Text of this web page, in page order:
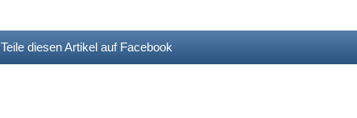
Teile diesen Artikel auf Facebook